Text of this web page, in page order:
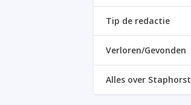
Tip de redactie
Verloren/Gevonden
Alles over Staphorst